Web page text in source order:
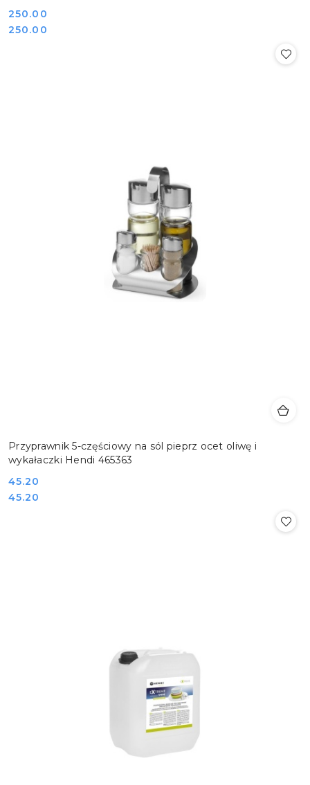
Cena:
250.00
Cena:
250.00
Przyprawnik 5-częściowy na sól pieprz ocet oliwę i
wykałaczki Hendi 465363
Cena:
45.20
Cena:
45.20